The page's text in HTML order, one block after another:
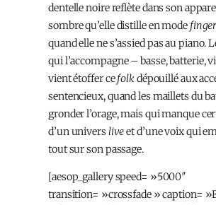
dentelle noire reflète dans son
sombre qu’elle distille en mode
quand elle ne s’assied pas au piano.
qui l’accompagne – basse, batterie,
vient étoffer cefolkdépouillé aux
sentencieux, quand les maillets du
gronder l’orage, mais qui manque
d’un univers liveet d’une voix qui
tout sur son passage.
[aesop_gallery speed= »5000″
transition= »crossfade » caption=